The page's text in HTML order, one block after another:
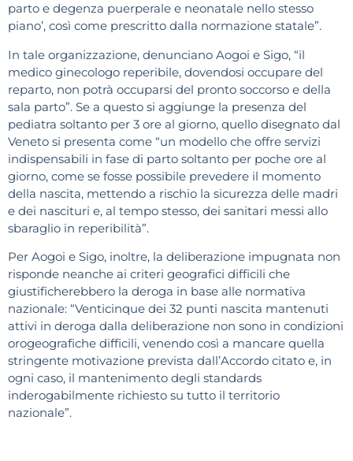
parto e degenza puerperale e neonatale nello stesso
piano’, così come prescritto dalla normazione statale”.
In tale organizzazione, denunciano Aogoi e Sigo, “il
medico ginecologo reperibile, dovendosi occupare del
reparto, non potrà occuparsi del pronto soccorso e della
sala parto”. Se a questo si aggiunge la presenza del
pediatra soltanto per 3 ore al giorno, quello disegnato dal
Veneto si presenta come “un modello che offre servizi
indispensabili in fase di parto soltanto per poche ore al
giorno, come se fosse possibile prevedere il momento
della nascita, mettendo a rischio la sicurezza delle madri
e dei nascituri e, al tempo stesso, dei sanitari messi allo
sbaraglio in reperibilità”.
Per Aogoi e Sigo, inoltre, la deliberazione impugnata non
risponde neanche ai criteri geografici difficili che
giustificherebbero la deroga in base alle normativa
nazionale: “Venticinque dei 32 punti nascita mantenuti
attivi in deroga dalla deliberazione non sono in condizioni
orogeografiche difficili, venendo così a mancare quella
stringente motivazione prevista dall’Accordo citato e, in
ogni caso, il mantenimento degli standards
inderogabilmente richiesto su tutto il territorio
nazionale”.